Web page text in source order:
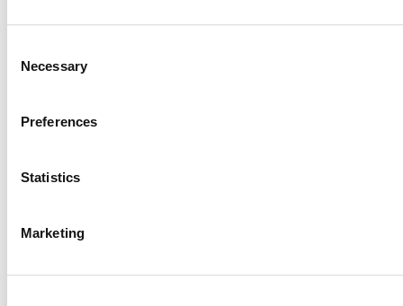
Selection
Necessary
Preferences
Statistics
Marketing